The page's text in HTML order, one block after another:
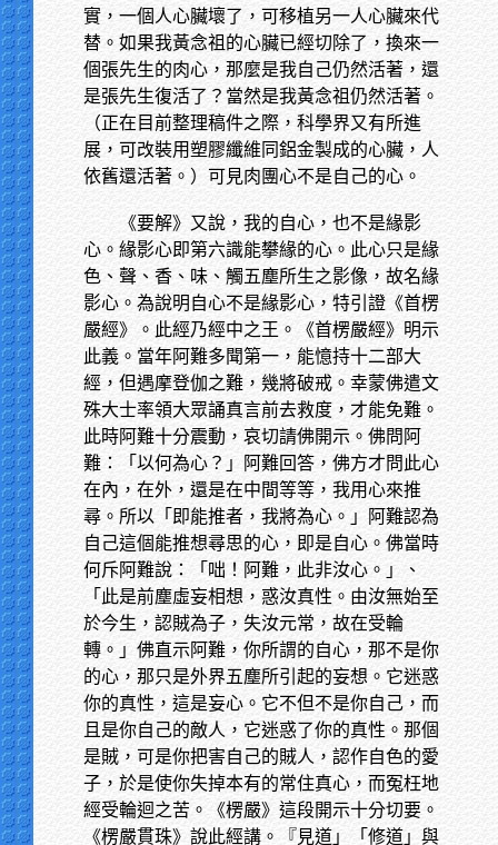
實，一個人心臟壞了，可移植另一人心臟來代
替。如果我黃念祖的心臟已經切除了，換來一
個張先生的肉心，那麼是我自己仍然活著，還
是張先生復活了？當然是我黃念祖仍然活著。
（正在目前整理稿件之際，科學界又有所進
展，可改裝用塑膠纖維同鋁金製成的心臟，人
依舊還活著。）可見肉團心不是自己的心。
《要解》又說，我的自心，也不是緣影
心。緣影心即第六識能攀緣的心。此心只是緣
色、聲、香、味、觸五塵所生之影像，故名緣
影心。為說明自心不是緣影心，特引證《首楞
嚴經》。此經乃經中之王。《首楞嚴經》明示
此義。當年阿難多聞第一，能憶持十二部大
經，但遇摩登伽之難，幾將破戒。幸蒙佛遣文
殊大士率領大眾誦真言前去救度，才能免難。
此時阿難十分震動，哀切請佛開示。佛問阿
難：「以何為心？」阿難回答，佛方才問此心
在內，在外，還是在中間等等，我用心來推
尋。所以「即能推者，我將為心。」阿難認為
自己這個能推想尋思的心，即是自心。佛當時
何斥阿難說：「咄！阿難，此非汝心。」、
「此是前塵虛妄相想，惑汝真性。由汝無始至
於今生，認賊為子，失汝元常，故在受輪
轉。」佛直示阿難，你所謂的自心，那不是你
的心，那只是外界五塵所引起的妄想。它迷惑
你的真性，這是妄心。它不但不是你自己，而
且是你自己的敵人，它迷惑了你的真性。那個
是賊，可是你把害自己的賊人，認作自色的愛
子，於是使你失掉本有的常住真心，而冤枉地
經受輪迴之苦。《楞嚴》這段開示十分切要。
《楞嚴貫珠》說此經講。『見道」「修道」與